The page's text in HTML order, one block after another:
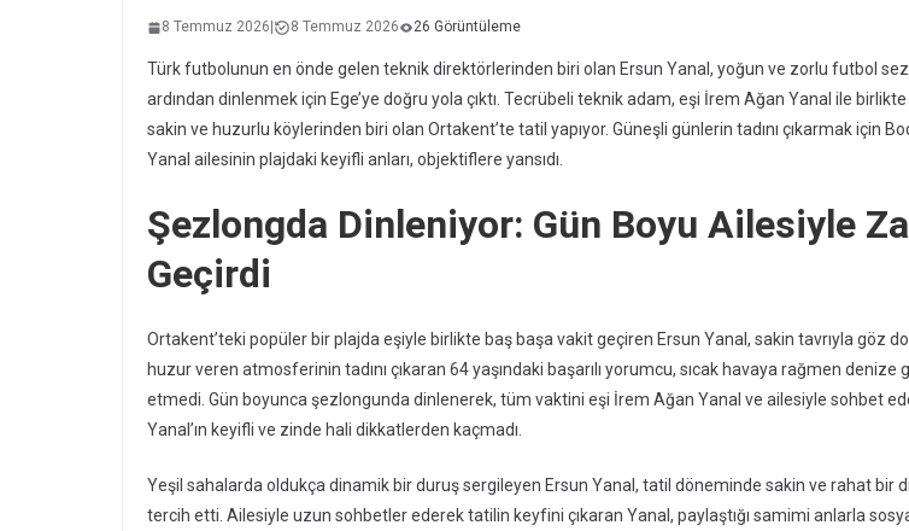
8 Temmuz 2026 8 Temmuz 2026 26 Görüntüleme
Türk futbolunun en önde gelen teknik direktörlerinden biri olan Ersun Yanal, yoğun ve zorlu futbol
ardından dinlenmek için Ege’ye doğru yola çıktı. Tecrübeli teknik adam, eşi İrem Ağan Yanal ile
sakin ve huzurlu köylerinden biri olan Ortakent’te tatil yapıyor. Güneşli günlerin tadını çıkarmak için
Yanal ailesinin plajdaki keyifli anları, objektiflere yansıdı.
Şezlongda Dinleniyor: Gün Boyu Ailesiyle
Geçirdi
Ortakent’teki popüler bir plajda eşiyle birlikte baş başa vakit geçiren Ersun Yanal, sakin tavrıyla göz
huzur veren atmosferinin tadını çıkaran 64 yaşındaki başarılı yorumcu, sıcak havaya rağmen denize
etmedi. Gün boyunca şezlongunda dinlenerek, tüm vaktini eşi İrem Ağan Yanal ve ailesiyle sohbet
Yanal’ın keyifli ve zinde hali dikkatlerden kaçmadı.
Yeşil sahalarda oldukça dinamik bir duruş sergileyen Ersun Yanal, tatil döneminde sakin ve rahat bir
tercih etti. Ailesiyle uzun sohbetler ederek tatilin keyfini çıkaran Yanal, paylaştığı samimi anlarla